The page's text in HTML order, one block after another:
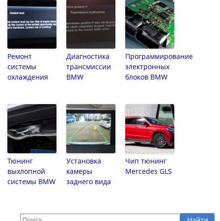
Ремонт
системы
охлаждения
Диагностика
трансмиссии
BMW
Программирование
электронных
блоков BMW
Тюнинг
выхлопной
системы BMW
Установка
камеры
заднего вида
Чип тюнинг
Mercedes GLS